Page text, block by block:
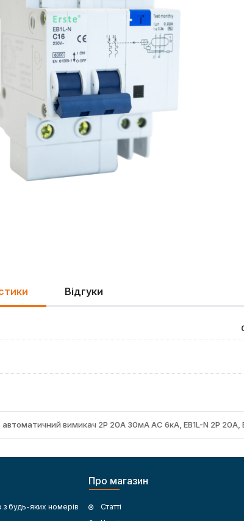
Відгуки
вимикач 2Р 20А 30мА АС 6кА, EB1L-N 2P 20A,
будь-яких номерів
Про магазин
Статті